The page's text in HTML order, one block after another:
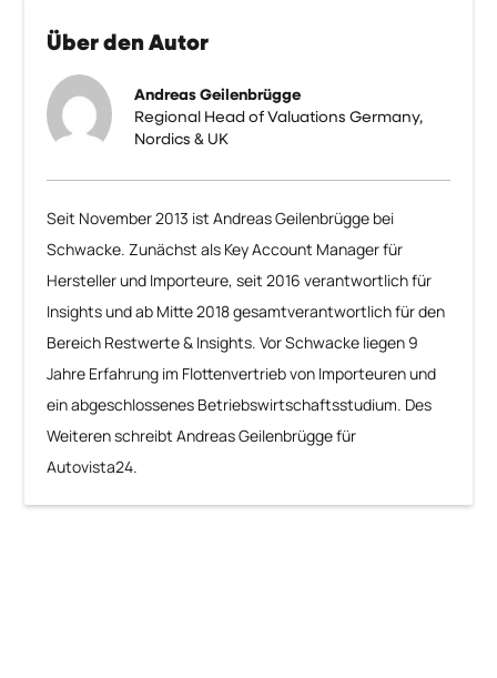
Über den Autor
Andreas Geilenbrügge
Regional Head of Valuations Germany,
Nordics & UK
Seit November 2013 ist Andreas Geilenbrügge bei
Schwacke. Zunächst als Key Account Manager für
Hersteller und Importeure, seit 2016 verantwortlich für
Insights und ab Mitte 2018 gesamtverantwortlich für den
Bereich Restwerte & Insights. Vor Schwacke liegen 9
Jahre Erfahrung im Flottenvertrieb von Importeuren und
ein abgeschlossenes Betriebswirtschaftsstudium. Des
Weiteren schreibt Andreas Geilenbrügge für
Autovista24.